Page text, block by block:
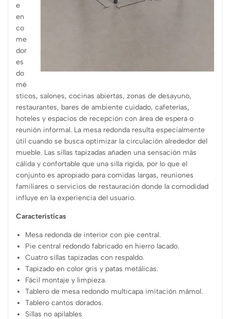
e
en
co
me
dor
es
do
mé
sticos, salones, cocinas abiertas, zonas de desayuno,
restaurantes, bares de ambiente cuidado, cafeterías,
hoteles y espacios de recepción con área de espera o
reunión informal. La mesa redonda resulta especialmente
útil cuando se busca optimizar la circulación alrededor del
mueble. Las sillas tapizadas añaden una sensación más
cálida y confortable que una silla rígida, por lo que el
conjunto es apropiado para comidas largas, reuniones
familiares o servicios de restauración donde la comodidad
influye en la experiencia del usuario.
Características
Mesa redonda de interior con pie central.
Pie central redondo fabricado en hierro lacado.
Cuatro sillas tapizadas con respaldo.
Tapizado en color gris y patas metálicas.
Fácil montaje y limpieza.
Tablero de mesa redondo multicapa imitación mámol.
Tablero cantos dorados.
Sillas no apilables